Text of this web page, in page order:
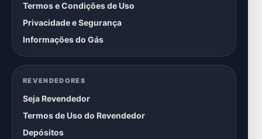
Termos e Condições de Uso
Privacidade e Segurança
Informações do Gás
REVENDEDORES
Seja Revendedor
Termos de Uso do Revendedor
Depósitos